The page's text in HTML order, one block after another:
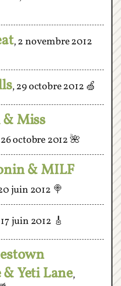
,2 novembre 2012
,29 octobre 2012🍏
Miss
octobre 2012
& MILF
juin 2012🍭
juin 2012🎸
Yeti Lane